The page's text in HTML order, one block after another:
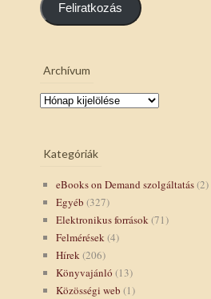
Feliratkozás
Archívum
Kategóriák
eBooks on Demand szolgáltatás(2)
Egyéb (327)
Elektronikus források(71)
Felmérések(4)
Hírek(206)
Könyvajánló (13)
Közösségi web (1)